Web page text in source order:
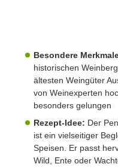
Besondere
historischen
ältesten Weingüter
von Weinexperten
besonders gelungen
Rezept-Idee: Der
ist ein vielseitiger
Speisen. Er passt
Wild, Ente oder